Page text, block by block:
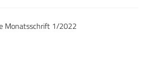
Monatsschrift 1/2022